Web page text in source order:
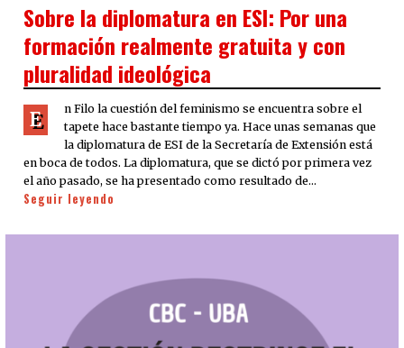
Sobre la diplomatura en ESI: Por una
formación realmente gratuita y con
pluralidad ideológica
E
n Filo la cuestión del feminismo se encuentra sobre el
tapete hace bastante tiempo ya. Hace unas semanas que
la diplomatura de ESI de la Secretaría de Extensión está
en boca de todos. La diplomatura, que se dictó por primera vez
el año pasado, se ha presentado como resultado de…
Seguir leyendo